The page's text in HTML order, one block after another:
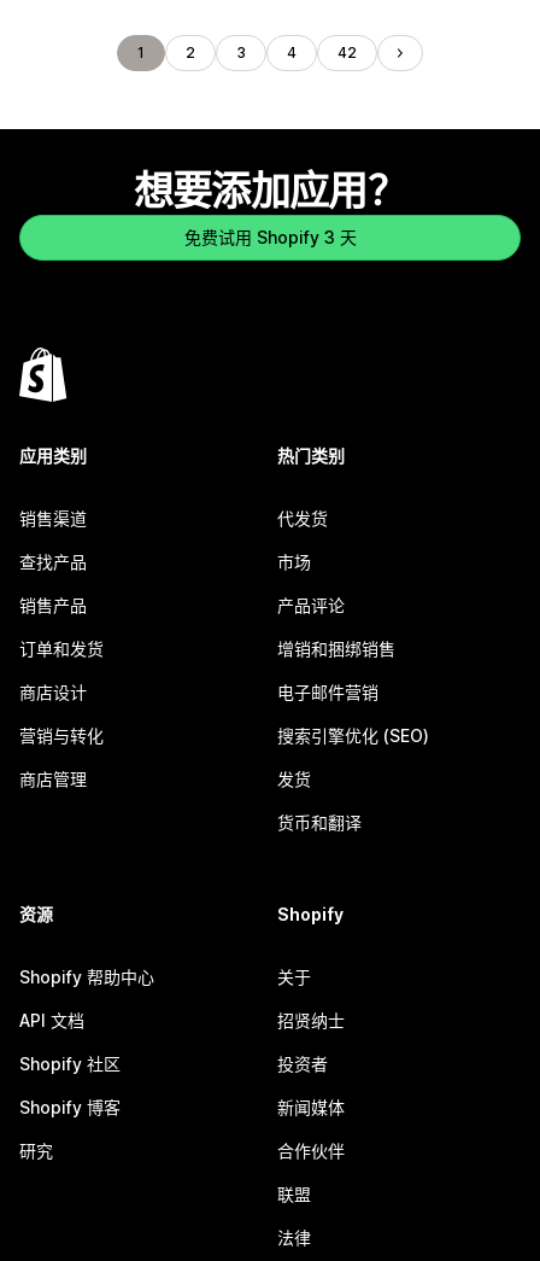
1 2 3 4 42
想要添加应用？
免费试用 Shopify 3 天
应用类别
销售渠道
查找产品
销售产品
订单和发货
商店设计
营销与转化
商店管理
热门类别
代发货
市场
产品评论
增销和捆绑销售
电子邮件营销
搜索引擎优化 (SEO)
发货
货币和翻译
资源
Shopify 帮助中心
API 文档
Shopify 社区
Shopify 博客
研究
Shopify
关于
招贤纳士
投资者
新闻媒体
合作伙伴
联盟
法律